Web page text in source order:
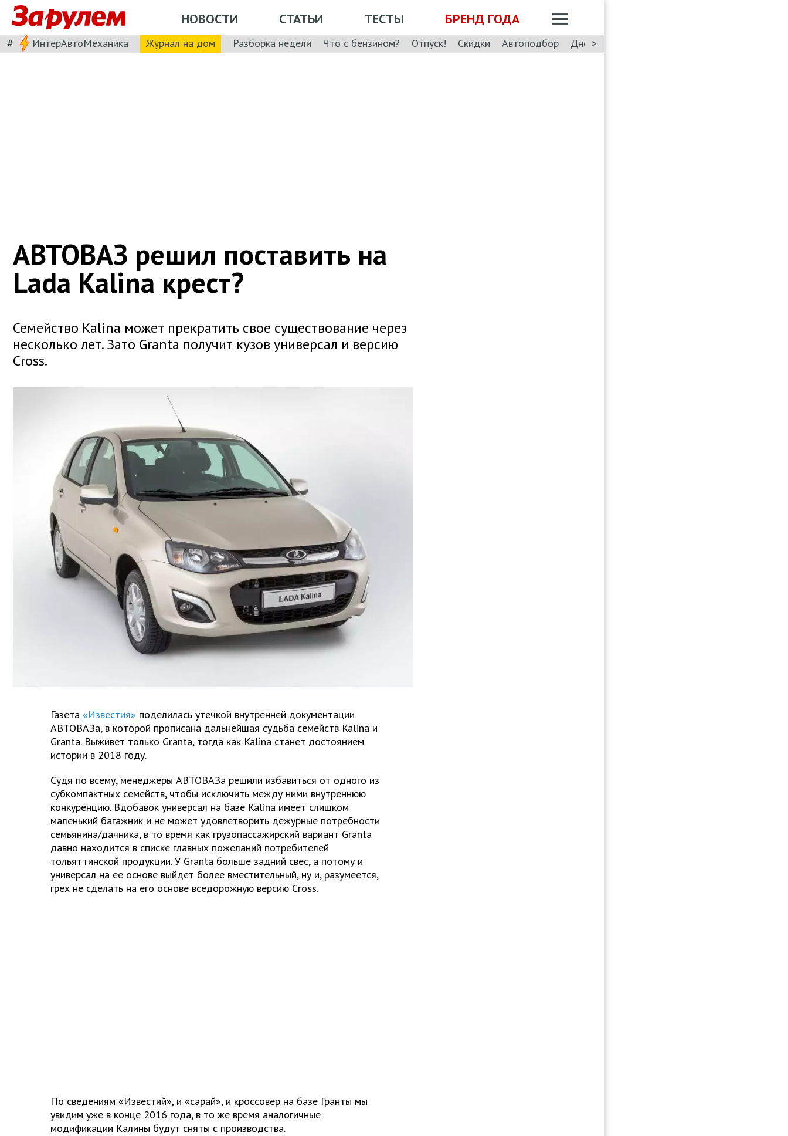
НОВОСТИ СТАТЬИ ТЕСТЫ БРЕНД ГОДА
# ИнтерАвтоМеханика Журнал на дом Разборка недели Что с бензином? Отпуск! Скидки Автоподбор Дневник: Лада Искра
>
АВТОВАЗ решил поставить на
Lada Kalina крест?
Семейство Kalina может прекратить свое существование через
несколько лет. Зато Granta получит кузов универсал и версию
Cross.
Газета «Известия» поделилась утечкой внутренней документации
АВТОВАЗа, в которой прописана дальнейшая судьба семейств Kalina и
Granta. Выживет только Granta, тогда как Kalina станет достоянием
истории в 2018 году.
Судя по всему, менеджеры АВТОВАЗа решили избавиться от одного из
субкомпактных семейств, чтобы исключить между ними внутреннюю
конкуренцию. Вдобавок универсал на базе Kalina имеет слишком
маленький багажник и не может удовлетворить дежурные потребности
семьянина/дачника, в то время как грузопассажирский вариант Granta
давно находится в списке главных пожеланий потребителей
тольяттинской продукции. У Granta больше задний свес, а потому и
универсал на ее основе выйдет более вместительный, ну и, разумеется,
грех не сделать на его основе вседорожную версию Cross.
По сведениям «Известий», и «сарай», и кроссовер на базе Гранты мы
увидим уже в конце 2016 года, в то же время аналогичные
модификации Калины будут сняты с производства.